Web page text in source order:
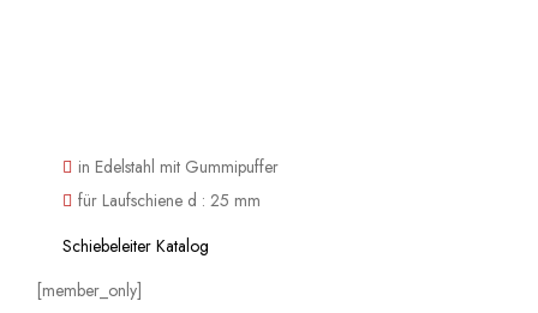
in Edelstahl mit Gummipuffer
für Laufschiene d : 25 mm
Schiebeleiter Katalog
[member_only]